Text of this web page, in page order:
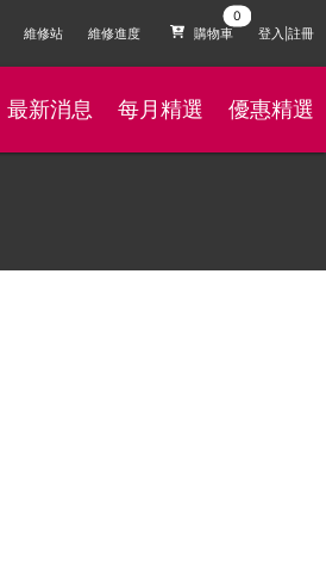
維修站 維修進度 購物車 登入|註冊
最新消息 每月精選 優惠精選